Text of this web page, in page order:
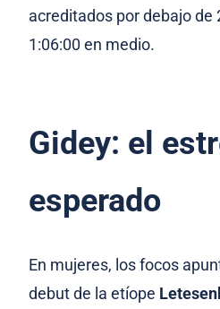
acreditados por debajo de
1:06:00 en medio.
Gidey: el
esperado
En mujeres, los focos
debut de la etíope